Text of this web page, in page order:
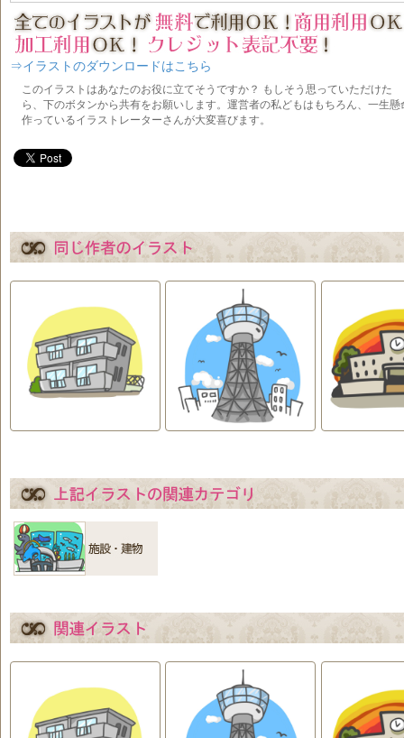
⇒イラストのダウンロードはこちら